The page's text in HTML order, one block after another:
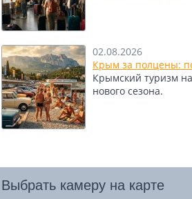
02.08.2026
Крым за полцены:
Крымский туризм
нового сезона.
Выбрать камеру на карте